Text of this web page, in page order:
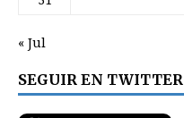
« Jul
SEGUIR EN TWITTER